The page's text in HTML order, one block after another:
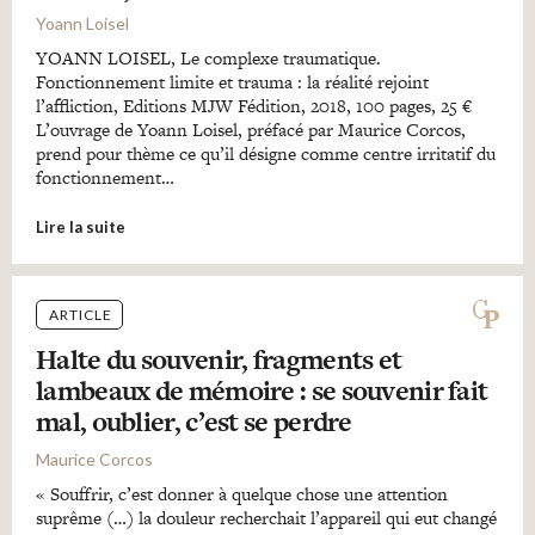
Yoann Loisel
YOANN LOISEL, Le complexe traumatique.
Fonctionnement limite et trauma : la réalité rejoint
l’affliction, Editions MJW Fédition, 2018, 100 pages, 25 €
L’ouvrage de Yoann Loisel, préfacé par Maurice Corcos,
prend pour thème ce qu’il désigne comme centre irritatif du
fonctionnement…
Lire la suite
ARTICLE
Halte du souvenir, fragments et
lambeaux de mémoire : se souvenir fait
mal, oublier, c’est se perdre
Maurice Corcos
« Souffrir, c’est donner à quelque chose une attention
suprême (…) la douleur recherchait l’appareil qui eut changé